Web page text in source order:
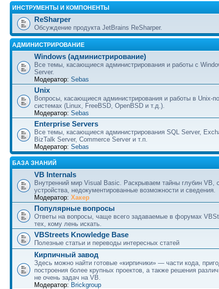
ИНСТРУМЕНТЫ И КОМПОНЕНТЫ
ReSharper
Обсуждение продукта JetBrains ReSharper.
АДМИНИСТРИРОВАНИЕ
Windows (администрирование)
Все темы, касающиеся администрирования и работы с
Server.
Модератор: Sebas
Unix
Вопросы, касающиеся администрирования и работы в Unix-
системах (Linux, FreeBSD, OpenBSD и т.д.).
Модератор: Sebas
Enterprise Servers
Все темы, касающиеся администрирования SQL Server,
BizTalk Server, Commerce Server и т.п.
Модератор: Sebas
БАЗА ЗНАНИЙ
VB Internals
Внутренний мир Visual Basic. Раскрываем тайны глубин VB,
устройства, недокументированные возможности и сведения.
Модератор: Хакер
Популярные вопросы
Ответы на вопросы, чаще всего задаваемые в форумах
тех, кому лень искать.
VBStreets Knowledge Base
Полезные статьи и переводы интересных статей
Кирпичный завод
Здесь можно найти готовые «кирпичики» — части кода,
построения более крупных проектов, а также решения
не очень задач на VB.
Модератор: Brickgroup